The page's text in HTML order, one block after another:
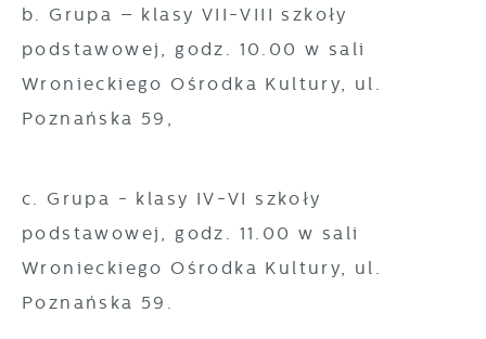
b. Grupa – klasy VII-VIII szkoły
podstawowej, godz. 10.00 w sali
Wronieckiego Ośrodka Kultury, ul.
Poznańska 59,
c. Grupa - klasy IV-VI szkoły
podstawowej, godz. 11.00 w sali
Wronieckiego Ośrodka Kultury, ul.
Poznańska 59.